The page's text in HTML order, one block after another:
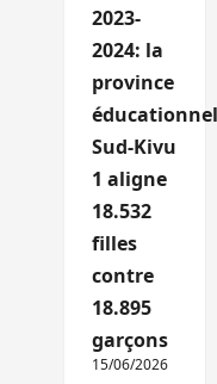
2023-
2024: la
province
Sud-Kivu
1 aligne
18.532
filles
contre
18.895
garçons
15/06/2026